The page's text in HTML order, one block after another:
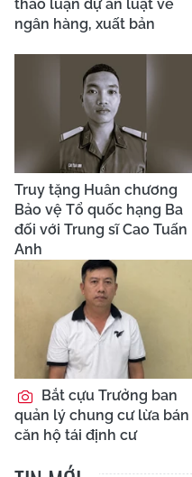
thảo luận dự án luật về
ngân hàng, xuất bản
Truy tặng Huân chương
Bảo vệ Tổ quốc hạng Ba
đối với Trung sĩ Cao Tuấn
Anh
Bắt cựu Trưởng ban
quản lý chung cư lừa bán
căn hộ tái định cư